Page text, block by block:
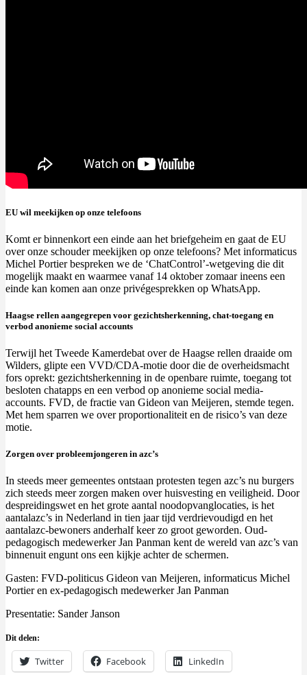
EU wil meekijken op onze telefoons
Komt er binnenkort een einde aan het briefgeheim en gaat de EU
over onze schouder meekijken op onze telefoons? Met informaticus
Michel Portier bespreken we de ‘ChatControl’-wetgeving die dit
mogelijk maakt en waarmee vanaf 14 oktober zomaar ineens een
einde kan komen aan onze privégesprekken op WhatsApp.
Haagse rellen aangegrepen voor gezichtsherkenning, chat-toegang en
verbod anonieme social accounts
Terwijl het Tweede Kamerdebat over de Haagse rellen draaide om
Wilders, glipte een VVD/CDA-motie door die de overheidsmacht
fors oprekt: gezichtsherkenning in de openbare ruimte, toegang tot
besloten chatapps en een verbod op anonieme social media-
accounts. FVD, de fractie van Gideon van Meijeren, stemde tegen.
Met hem sparren we over proportionaliteit en de risico’s van deze
motie.
Zorgen over probleemjongeren in azc’s
In steeds meer gemeentes ontstaan protesten tegen azc’s nu burgers
zich steeds meer zorgen maken over huisvesting en veiligheid. Door
despreidingswet en het grote aantal noodopvanglocaties, is het
aantalazc’s in Nederland in tien jaar tijd verdrievoudigd en het
aantalazc-bewoners anderhalf keer zo groot geworden. Oud-
pedagogisch medewerker Jan Panman kent de wereld van azc’s van
binnenuit engunt ons een kijkje achter de schermen.
Gasten: FVD-politicus Gideon van Meijeren, informaticus Michel
Portier en ex-pedagogisch medewerker Jan Panman
Presentatie: Sander Janson
Dit delen:
Twitter Facebook LinkedIn